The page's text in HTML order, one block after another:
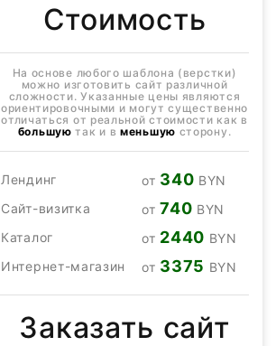
Стоимость
На основе любого шаблона (верстки)
можно изготовить сайт различной
сложности. Указанные цены являются
ориентировочными и могут существенно
отличаться от реальной стоимости как в
большую так и в меньшую сторону.
Лендинг от 340 BYN
Сайт-визитка
от740 BYN
Каталог
от 2440 BYN
Интернет-магазин
от 3375 BYN
Заказать сайт